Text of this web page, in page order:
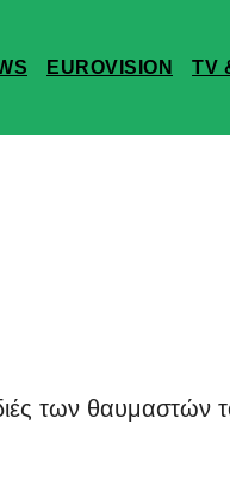
EUROVISION TV
των θαυμαστών